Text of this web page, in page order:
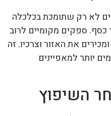
לא רק שתומכת בכלכלה
ספקים מקומיים לרוב
את האזור וצרכיו. זה
יותר למאפיינים
השיפוץ